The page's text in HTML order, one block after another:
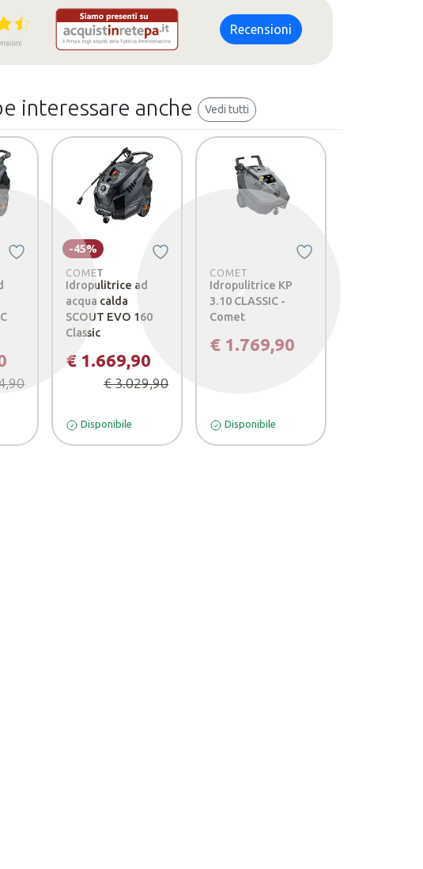
Recensioni
interessare anche Vedi tutti
COMET
Idropulitrice ad
acqua calda
SCOUT EVO 160
Classic
€ 1.669,90
€ 3.029,90
-45%
Disponibile
COMET
Idropulitrice KP
3.10 CLASSIC -
Comet
€ 1.769,90
Disponibile
Successivo